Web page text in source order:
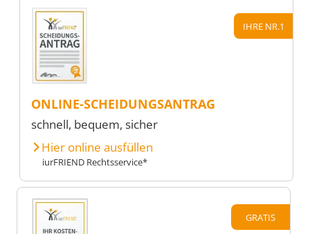
IHRE NR.1
ONLINE-SCHEIDUNGSANTRAG
schnell, bequem, sicher
Hier online ausfüllen
iurFRIEND Rechtsservice*
GRATIS